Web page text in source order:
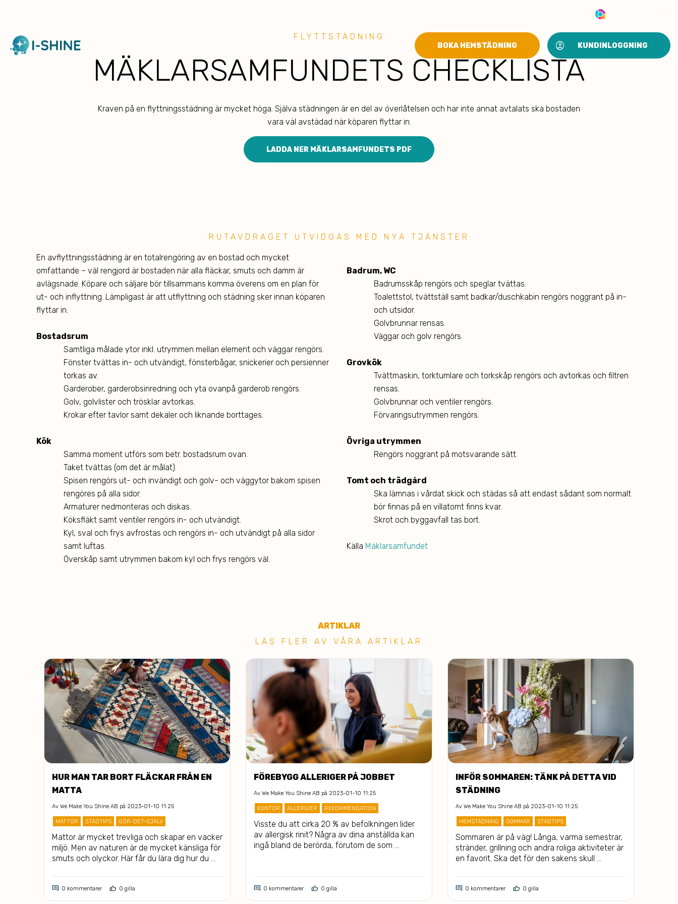
BOKA HEMSTÄDNING account_circle KUNDINLOGGNING
FLYTTSTÄDNING
MÄKLARSAMFUNDETS CHECKLISTA
Kraven på en flyttningsstädning är mycket höga. Själva städningen är en del av överlåtelsen och har inte annat avtalats ska bostaden
vara väl avstädad när köparen flyttar in.
LADDA NER MÄKLARSAMFUNDETS PDF
RUTAVDRAGET UTVIDGAS MED NYA TJÄNSTER
En avflyttningsstädning är en totalrengöring av en bostad och mycket
omfattande – väl rengjord är bostaden när alla fläckar, smuts och damm är
avlägsnade. Köpare och säljare bör tillsammans komma överens om en plan för
ut- och inflyttning. Lämpligast är att utflyttning och städning sker innan köparen
flyttar in.
Bostadsrum
Samtliga målade ytor inkl. utrymmen mellan element och väggar rengörs.
Fönster tvättas in- och utvändigt, fönsterbågar, snickerier och persienner
torkas av.
Garderober, garderobsinredning och yta ovanpå garderob rengörs.
Golv, golvlister och trösklar avtorkas.
Krokar efter tavlor samt dekaler och liknande borttages.
Kök
Samma moment utförs som betr. bostadsrum ovan.
Taket tvättas (om det är målat).
Spisen rengörs ut- och invändigt och golv- och väggytor bakom spisen
rengöres på alla sidor.
Armaturer nedmonteras och diskas.
Köksfläkt samt ventiler rengörs in- och utvändigt.
Kyl, sval och frys avfrostas och rengörs in- och utvändigt på alla sidor
samt luftas.
Överskåp samt utrymmen bakom kyl och frys rengörs väl.
Badrum, WC
Badrumsskåp rengörs och speglar tvättas.
Toalettstol, tvättställ samt badkar/duschkabin rengörs noggrant på in-
och utsidor.
Golvbrunnar rensas.
Väggar och golv rengörs.
Grovkök
Tvättmaskin, torktumlare och torkskåp rengörs och avtorkas och filtren
rensas.
Golvbrunnar och ventiler rengörs.
Förvaringsutrymmen rengörs.
Övriga utrymmen
Rengörs noggrant på motsvarande sätt.
Tomt och trädgård
Ska lämnas i vårdat skick och städas så att endast sådant som normalt
bör finnas på en villatomt finns kvar.
Skrot och byggavfall tas bort.
Källa Mäklarsamfundet
ARTIKLAR
LÄS FLER AV VÅRA ARTIKLAR
HUR MAN TAR BORT FLÄCKAR FRÅN EN
MATTA
Av We Make You Shine AB på 2023-01-10 11:25
MATTOR STÄDTIPS GÖR-DET-SJÄLV
Mattor är mycket trevliga och skapar en vacker
miljö. Men av naturen är de mycket känsliga för
smuts och olyckor. Här får du lära dig hur du
comment 0 kommentarer thumb_up 0 gilla
FÖREBYGG ALLERIGER PÅ JOBBET
Av We Make You Shine AB på 2023-01-10 11:25
KONTOR ALLERGIER REKOMMENDATION
Visste du att cirka 20 % av befolkningen lider
av allergisk rinit? Några av dina anställda kan
ingå bland de berörda, förutom de som
comment 0 kommentarer thumb_up 0 gilla
INFÖR SOMMAREN: TÄNK PÅ DETTA VID
STÄDNING
Av We Make You Shine AB på 2023-01-10 11:25
HEMSTÄDNING SOMMAR STÄDTIPS
Sommaren är på väg! Långa, varma semestrar,
stränder, grillning och andra roliga aktiviteter är
en favorit. Ska det för den sakens skull
comment 0 kommentarer thumb_up 0 gilla